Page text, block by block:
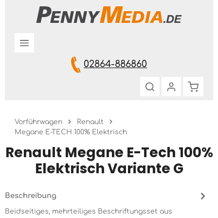
Zum Hauptinhalt springen
02864-886860
Vorführwagen
Renault
Megane E-TECH 100% Elektrisch
Renault Megane E-Tech 100%
Elektrisch Variante G
Beschreibung
Beidseitiges, mehrteiliges Beschriftungsset aus